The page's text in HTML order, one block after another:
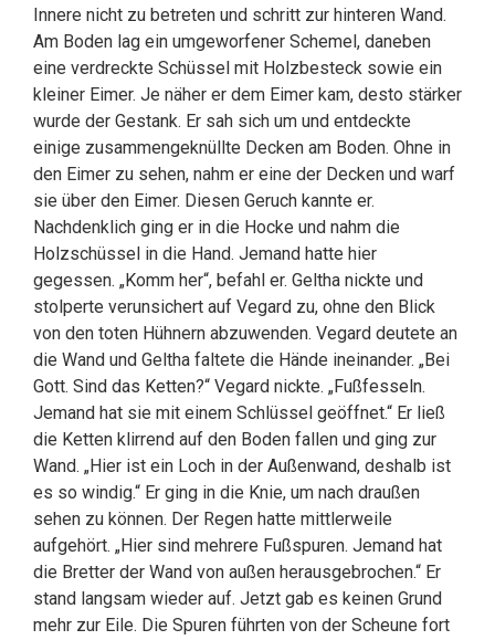
Innere nicht zu betreten und schritt zur hinteren Wand.
Am Boden lag ein umgeworfener Schemel, daneben
eine verdreckte Schüssel mit Holzbesteck sowie ein
kleiner Eimer. Je näher er dem Eimer kam, desto stärker
wurde der Gestank. Er sah sich um und entdeckte
einige zusammengeknüllte Decken am Boden. Ohne in
den Eimer zu sehen, nahm er eine der Decken und warf
sie über den Eimer. Diesen Geruch kannte er.
Nachdenklich ging er in die Hocke und nahm die
Holzschüssel in die Hand. Jemand hatte hier
gegessen. „Komm her“, befahl er. Geltha nickte und
stolperte verunsichert auf Vegard zu, ohne den Blick
von den toten Hühnern abzuwenden. Vegard deutete an
die Wand und Geltha faltete die Hände ineinander. „Bei
Gott. Sind das Ketten?“ Vegard nickte. „Fußfesseln.
Jemand hat sie mit einem Schlüssel geöffnet.“ Er ließ
die Ketten klirrend auf den Boden fallen und ging zur
Wand. „Hier ist ein Loch in der Außenwand, deshalb ist
es so windig.“ Er ging in die Knie, um nach draußen
sehen zu können. Der Regen hatte mittlerweile
aufgehört. „Hier sind mehrere Fußspuren. Jemand hat
die Bretter der Wand von außen herausgebrochen.“ Er
stand langsam wieder auf. Jetzt gab es keinen Grund
mehr zur Eile. Die Spuren führten von der Scheune fort